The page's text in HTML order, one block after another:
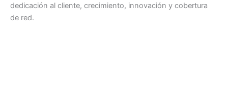
dedicación al cliente, crecimiento, innovación y cobertura
de red.